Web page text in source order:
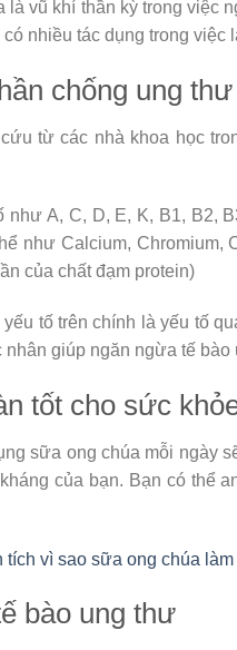
là vũ khí thần kỳ trong việc
nhiều tác dụng trong việc
chống ung
từ các nhà khoa học
như A, C, D, E, K, B1, B2,
như Calcium, Chromium,
của chất đạm protein)
tố trên chính là yếu tố
nhân giúp ngăn ngừa tế
tốt cho sức
sữa ong chúa mỗi ngày
của bạn. Bạn có thể
tích vì sao sữa ong chúa làm
bào ung thư